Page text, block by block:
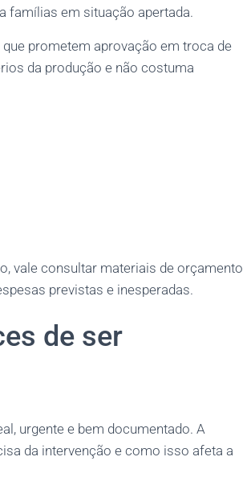
famílias em situação apertada.
prometem aprovação em troca de
da produção e não costuma
vale consultar materiais de orçamento
previstas e inesperadas.
de ser
urgente e bem documentado. A
da intervenção e como isso afeta a